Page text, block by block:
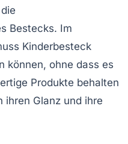
Bestecks. Im
Kinderbesteck
können, ohne dass es
Produkte behalten
ihren Glanz und ihre